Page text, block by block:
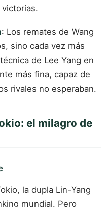
: Los remates de Wang
sino cada vez más
de Lee Yang en
más fina, capaz de
rivales no esperaban.
el milagro de
la dupla Lin-Yang
mundial. Pero